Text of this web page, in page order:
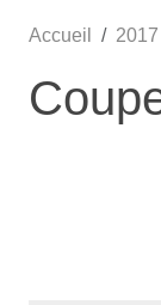
Accueil 2017